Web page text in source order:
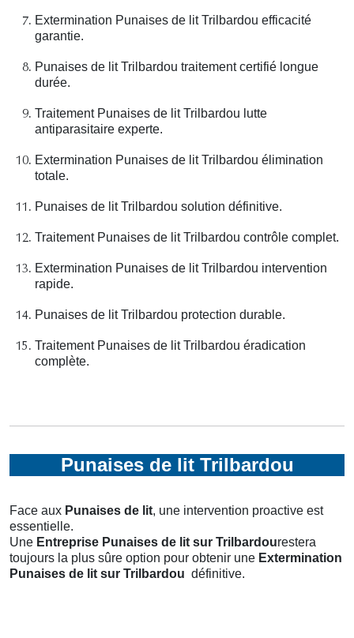
Extermination Punaises de lit Trilbardou efficacité
garantie.
Punaises de lit Trilbardou traitement certifié longue
durée.
Traitement Punaises de lit Trilbardou lutte
antiparasitaire experte.
Extermination Punaises de lit Trilbardou élimination
totale.
Punaises de lit Trilbardou solution définitive.
Traitement Punaises de lit Trilbardou contrôle complet.
Extermination Punaises de lit Trilbardou intervention
rapide.
Punaises de lit Trilbardou protection durable.
Traitement Punaises de lit Trilbardou éradication
complète.
Punaises de lit Trilbardou
Face aux Punaises de lit, une intervention proactive est
essentielle.
Une Entreprise Punaises de lit sur Trilbardourestera
toujours la plus sûre option pour obtenir une Extermination
Punaises de lit sur Trilbardou définitive.